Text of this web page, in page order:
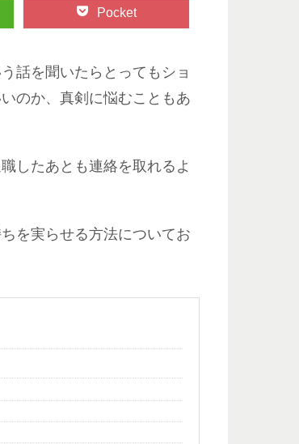
Pocket
話を聞いたらとってもショ
のか、真剣に悩むこともあ
したあとも連絡を取れるよ
を実らせる方法についてお